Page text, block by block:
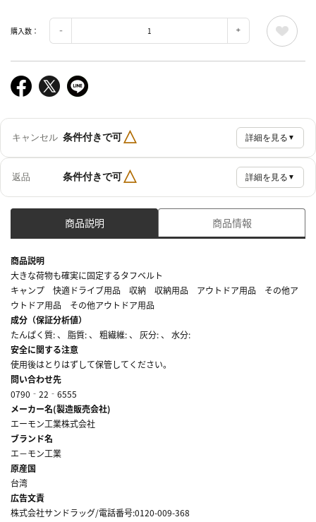
購入数：
キャンセル 条件付きで可△ 詳細を見る ▼
返品 条件付きで可△ 詳細を見る ▼
商品説明 商品情報
商品説明
大きな荷物も確実に固定するタフベルト
キャンプ 快適ドライブ用品 収納 収納用品 アウトドア用品 その他ア
ウトドア用品 その他アウトドア用品
成分（保証分析値）
たんぱく質: 、 脂質: 、 粗繊維: 、 灰分: 、 水分:
安全に関する注意
使用後はとりはずして保管してください。
問い合わせ先
0790‐22‐6555
メーカー名(製造販売会社)
エーモン工業株式会社
ブランド名
エ－モン工業
原産国
台湾
広告文責
株式会社サンドラッグ/電話番号:0120-009-368